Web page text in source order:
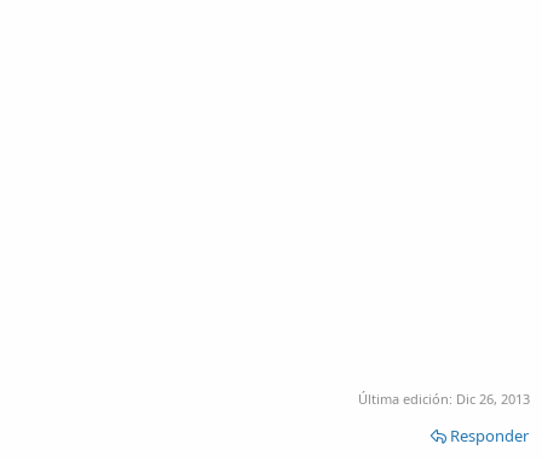
Última edición: Dic 26, 2013
Responder